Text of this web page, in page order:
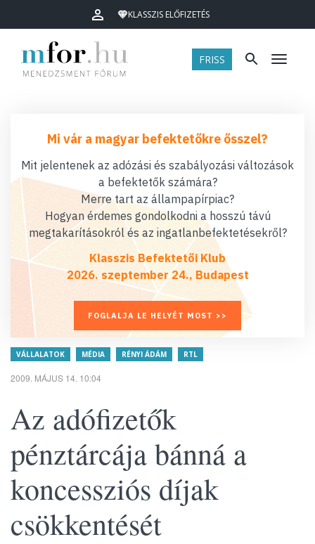
KLASSZIS ELŐFIZETÉS
FRISS Menü
Mi vár a magyar befektetőkre ősszel?
Mit jelentenek az adózási és szabályozási változások
a befektetők számára?
Merre tart az állampapírpiac?
Hogyan érdemes gondolkodni a hosszú távú
megtakarításokról és az ingatlanbefektetésekről?
Klasszis Befektetői Klub
2026. szeptember 24., Budapest
FOGLALJA LE HELYÉT MOST >>
VÁLLALATOK MÉDIA RÉNYI ÁDÁM RTL
2009. MÁJUS 14. 10:04
Az adófizetők
pénztárcája bánná a
koncessziós díjak
csökkentését